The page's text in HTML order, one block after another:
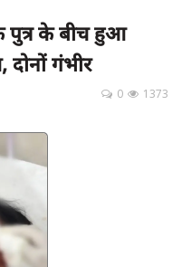
पुत्र के बीच हुआ
दोनों गंभीर
1373
0